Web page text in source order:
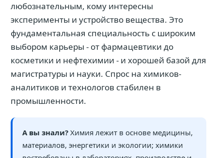
любознательным, кому интересны
эксперименты и устройство вещества. Это
фундаментальная специальность с широким
выбором карьеры - от фармацевтики до
косметики и нефтехимии - и хорошей базой для
магистратуры и науки. Спрос на химиков-
аналитиков и технологов стабилен в
промышленности.
А вы знали? Химия лежит в основе медицины,
материалов, энергетики и экологии; химики